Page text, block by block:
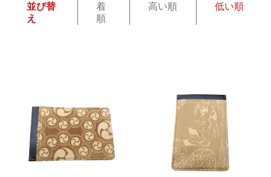
並び替
え
着
順
高い順
低い順